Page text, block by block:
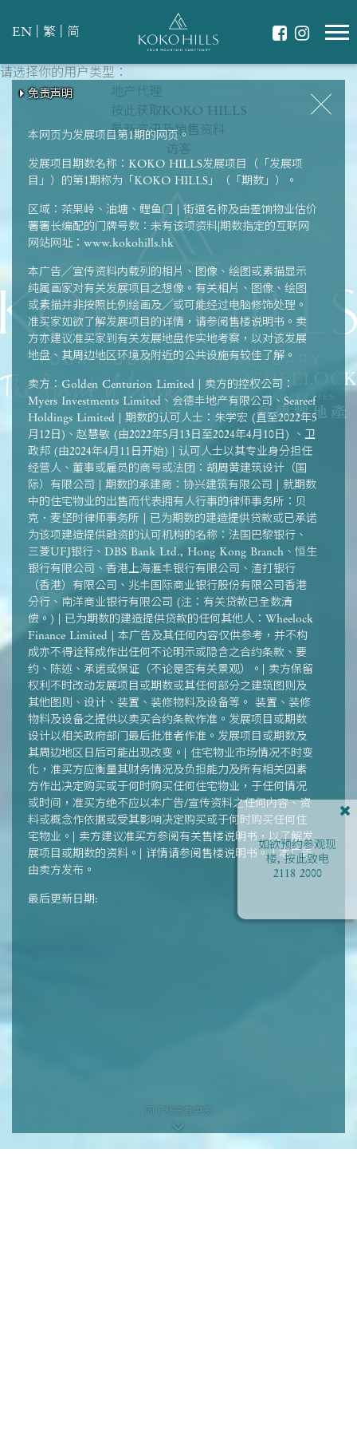
EN 繁 简
如欲预约参观现
楼, 按此致电
2118 2000
本网页为发展项目第1期的网页。
发展项目期数名称：KOKO HILLS发展项目（「发展项
目」）的第1期称为「KOKO HILLS」（「期数」）。
区域：茶果岭、油塘、鲤鱼门 | 街道名称及由差饷物业估价
署署长编配的门牌号数：未有该项资料|期数指定的互联网
网站网址：www.kokohills.hk
本广告╱宣传资料内载列的相片、图像、绘图或素描显示
纯属画家对有关发展项目之想像。有关相片、图像、绘图
或素描并非按照比例绘画及╱或可能经过电脑修饰处理。
准买家如欲了解发展项目的详情，请参阅售楼说明书。卖
方亦建议准买家到有关发展地盘作实地考察，以对该发展
地盘、其周边地区环境及附近的公共设施有较佳了解。
卖方：Golden Centurion Limited | 卖方的控权公司：
Myers Investments Limited、会德丰地产有限公司、Seareef
Holdings Limited | 期数的认可人士：朱学宏 (直至2022年5
月12日)、赵慧敏 (由2022年5月13日至2024年4月10日) 、卫
政邦 (由2024年4月11日开始) | 认可人士以其专业身分担任
经营人、董事或雇员的商号或法团：胡周黄建筑设计（国
际）有限公司 | 期数的承建商：协兴建筑有限公司 | 就期数
中的住宅物业的出售而代表拥有人行事的律师事务所：贝
克．麦坚时律师事务所 | 已为期数的建造提供贷款或已承诺
为该项建造提供融资的认可机构的名称：法国巴黎银行、
三菱UFJ银行、DBS Bank Ltd., Hong Kong Branch、恒生
银行有限公司、香港上海滙丰银行有限公司、渣打银行
（香港）有限公司、兆丰国际商业银行股份有限公司香港
分行、南洋商业银行有限公司 (注：有关贷款已全数清
偿。) | 已为期数的建造提供贷款的任何其他人：Wheelock
Finance Limited | 本广告及其任何内容仅供参考，并不构
成亦不得诠释成作出任何不论明示或隐含之合约条款、要
约、陈述、承诺或保证（不论是否有关景观）。| 卖方保留
权利不时改动发展项目或期数或其任何部分之建筑图则及
其他图则、设计、装置、装修物料及设备等。 装置、装修
物料及设备之提供以卖买合约条款作准。发展项目或期数
设计以相关政府部门最后批准者作准。发展项目或期数及
其周边地区日后可能出现改变。| 住宅物业市场情况不时变
化，准买方应衡量其财务情况及负担能力及所有相关因素
方作出决定购买或于何时购买任何住宅物业，于任何情况
或时间，准买方绝不应以本广告/宣传资料之任何内容、资
料或概念作依据或受其影响决定购买或于何时购买任何住
宅物业。| 卖方建议准买方参阅有关售楼说明书，以了解发
展项目或期数的资料。| 详情请参阅售楼说明书。 | 本广告
由卖方发布。
最后更新日期:
免责声明
请选择你的用户类型：
地产代理
按此获取KOKO HILLS
最新资讯及销售资料
访客
向下移查看更多
免责声明
请选择最适合你的生活模式
翠绿环抱
免责声明
免责声明
强健体魄
免责声明
向下移查看更多